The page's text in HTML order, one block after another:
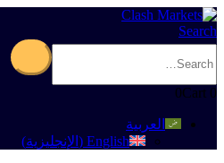
Search
0Cart 0
العربية
English
( الإنجليزية)